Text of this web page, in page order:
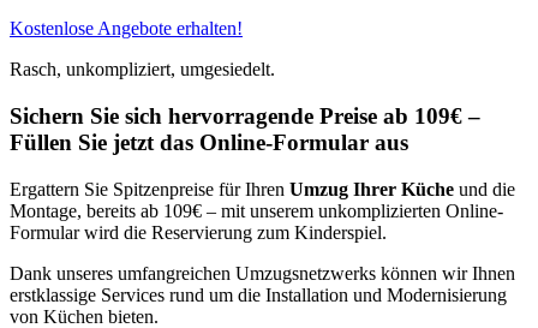
Kostenlose Angebote erhalten!
Rasch, unkompliziert, umgesiedelt.
Sichern Sie sich hervorragende Preise ab 109€ –
Füllen Sie jetzt das Online-Formular aus
Ergattern Sie Spitzenpreise für Ihren Umzug Ihrer Küche und die
Montage, bereits ab 109€ – mit unserem unkomplizierten Online-
Formular wird die Reservierung zum Kinderspiel.
Dank unseres umfangreichen Umzugsnetzwerks können wir Ihnen
erstklassige Services rund um die Installation und Modernisierung
von Küchen bieten.